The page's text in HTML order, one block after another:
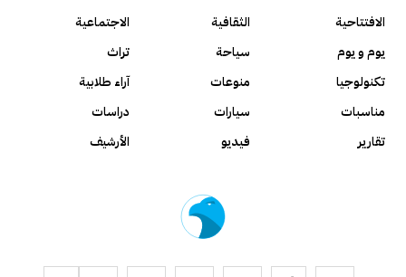
الافتتاحية
الثقافية
الاجتماعية
يوم و يوم
سياحة
تراث
تكنولوجيا
منوعات
آراء طلابية
مناسبات
سيارات
دراسات
تقارير
فيديو الأرشيف